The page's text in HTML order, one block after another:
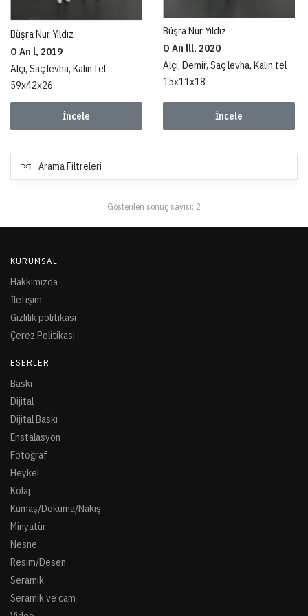
Büşra Nur Yıldız
O An l, 2019
Alçı, Saç levha, Kalın tel
59x42x26
İncele
Büşra Nur Yıldız
O An lll, 2020
Alçı, Demir, Saç levha, Kalın tel
15x11x18
İncele
Arama Filtreleri
Gösterilen sonuç sayısı: 2
KURUMSAL
Hakkımızda
İletişim
Gizlilik politikası
Çerez Politikası
ESERLER
Baskı
Dijital
Dijital Baskı
Enstalasyon
Fotoğraf
Heykel
Kolaj
Kumaş/Dokuma/Nakış
Minyatür
Nesne
Resim/Desen
Seramik
Seramik ve cam